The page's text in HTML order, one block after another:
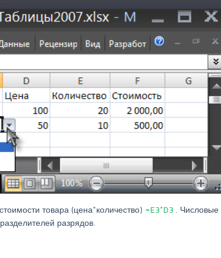
товара (цена*количество) =E3*D3
. Числовые
разрядов.